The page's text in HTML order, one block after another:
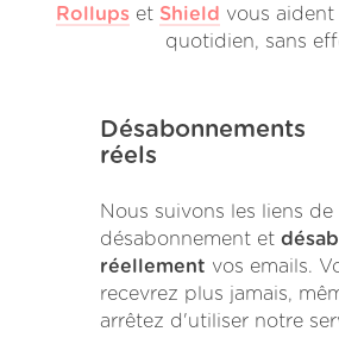
Rollups et Shield vous aident
quotidien, sans
Désabonnements
réels
Nous suivons les liens de
désabonnement et
réellement vos emails.
recevrez plus jamais,
arrêtez d'utiliser notre